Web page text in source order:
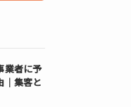
業者に予
｜集客と